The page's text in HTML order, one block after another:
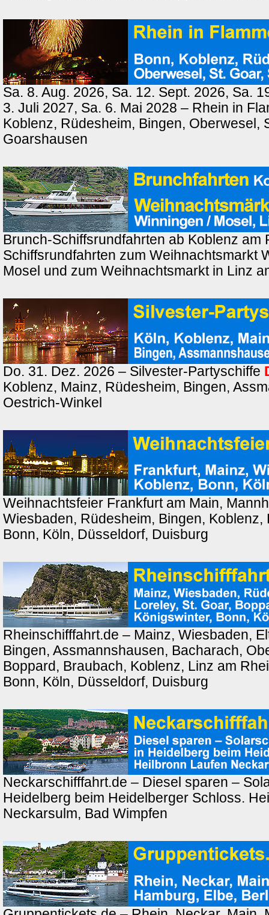
Sa. 8. Aug. 2026, Sa. 12. Sept. 2026, Sa.
3. Juli 2027, Sa. 6. Mai 2028 – Rhein in
Koblenz, Rüdesheim, Bingen, Oberwesel,
Goarshausen
Brunch-Schiffsrundfahrten ab Koblenz am
Schiffsrundfahrten zum Weihnachtsmarkt
Mosel und zum Weihnachtsmarkt in Linz
Do. 31. Dez. 2026 – Silvester-Partyschiffe
Koblenz, Mainz, Rüdesheim, Bingen,
Oestrich-Winkel
Weihnachtsfeier Frankfurt am Main,
Wiesbaden, Rüdesheim, Bingen, Koblenz,
Bonn, Köln, Düsseldorf, Duisburg
Rheinschifffahrt.de – Mainz, Wiesbaden,
Bingen, Assmannshausen, Bacharach,
Boppard, Braubach, Koblenz, Linz am
Bonn, Köln, Düsseldorf, Duisburg
Neckarschifffahrt.de – Diesel sparen –
Heidelberg beim Heidelberger Schloss.
Neckarsulm, Bad Wimpfen